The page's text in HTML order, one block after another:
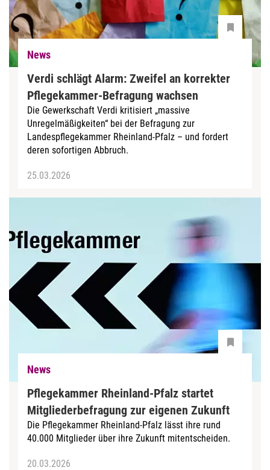
News
Verdi schlägt Alarm: Zweifel an korrekter
Pflegekammer-Befragung wachsen
Die Gewerkschaft Verdi kritisiert „massive
Unregelmäßigkeiten“ bei der Befragung zur
Landespflegekammer Rheinland-Pfalz – und fordert
deren sofortigen Abbruch.
25.03.2026
News
Pflegekammer Rheinland-Pfalz startet
Mitgliederbefragung zur eigenen Zukunft
Die Pflegekammer Rheinland-Pfalz lässt ihre rund
40.000 Mitglieder über ihre Zukunft mitentscheiden.
20.03.2026